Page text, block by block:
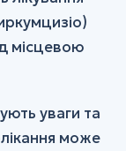
місцевою
уваги та
може